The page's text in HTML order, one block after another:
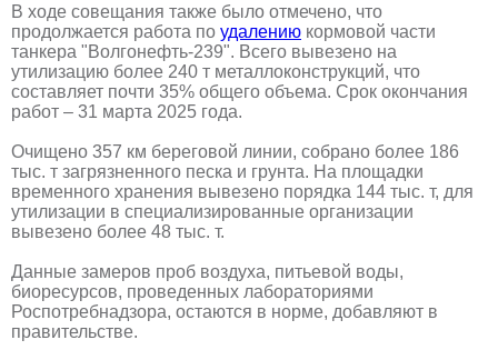
В ходе совещания также было отмечено, что
продолжается работа по удалению кормовой части
танкера "Волгонефть-239". Всего вывезено на
утилизацию более 240 т металлоконструкций, что
составляет почти 35% общего объема. Срок окончания
работ – 31 марта 2025 года.
Очищено 357 км береговой линии, собрано более 186
тыс. т загрязненного песка и грунта. На площадки
временного хранения вывезено порядка 144 тыс. т, для
утилизации в специализированные организации
вывезено более 48 тыс. т.
Данные замеров проб воздуха, питьевой воды,
биоресурсов, проведенных лабораториями
Роспотребнадзора, остаются в норме, добавляют в
правительстве.